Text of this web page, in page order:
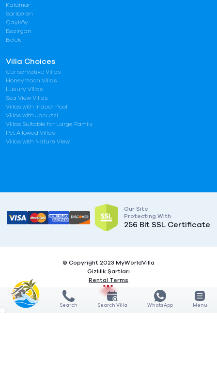
Villa Choices
Conservative Villas
Honeymoon Villas
Luxury Villas
Sea View Villas
Villas with Indoor Pool
Villas with Jacuzzi
Villas Suitable for Large Family
Pet Allowed Villas
Villas with Nature View
Kalamar
Sarıbelen
Çayköy
Bezirgan
Belek
Our Site
Protecting With
256 Bit SSL Certificate
© Copyright 2023 MyWorldVilla
Gizlilik Şartları
Rental Terms
Search Search Villa WhatsApp Menu